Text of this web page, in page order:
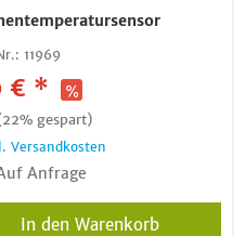
11969
€ *
gespart)
Versandkosten
Anfrage
In den Warenkorb